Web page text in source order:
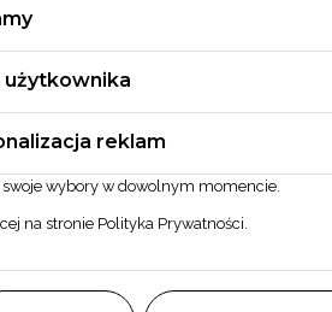
Ruscus morelowy
użytkownika
reklam
wybory w dowolnym momencie.
na stronie Polityka Prywatności.